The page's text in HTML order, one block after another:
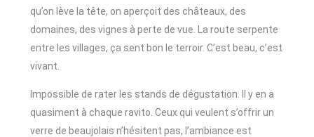
qu’on lève la tête, on aperçoit des châteaux, des
domaines, des vignes à perte de vue. La route serpente
entre les villages, ça sent bon le terroir. C’est beau, c’est
vivant.
Impossible de rater les stands de dégustation. Il y en a
quasiment à chaque ravito. Ceux qui veulent s’offrir un
verre de beaujolais n’hésitent pas, l’ambiance est